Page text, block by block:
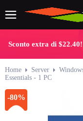
Sconto extra di
Home Server
Essentials - 1 PC
-80%